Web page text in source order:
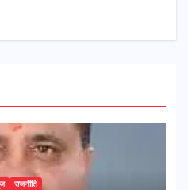
राजनीति